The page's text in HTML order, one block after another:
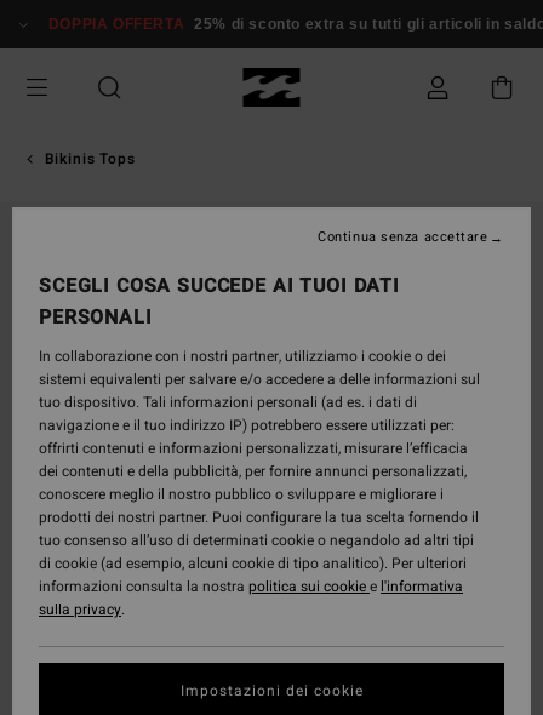
alle
prodotto
DOPPIA OFFERTA 25% di sconto extra su tutti gli articoli in saldo*
Bikinis Tops
SCEGLI COSA SUCCEDE AI TUOI DATI
PERSONALI
In collaborazione con i nostri partner, utilizziamo i cookie o dei
sistemi equivalenti per salvare e/o accedere a delle informazioni sul
tuo dispositivo. Tali informazioni personali (ad es. i dati di
navigazione e il tuo indirizzo IP) potrebbero essere utilizzati per:
offrirti contenuti e informazioni personalizzati, misurare l’efficacia
dei contenuti e della pubblicità, per fornire annunci personalizzati,
conoscere meglio il nostro pubblico o sviluppare e migliorare i
prodotti dei nostri partner. Puoi configurare la tua scelta fornendo il
tuo consenso all’uso di determinati cookie o negandolo ad altri tipi
di cookie (ad esempio, alcuni cookie di tipo analitico). Per ulteriori
informazioni consulta la nostra politica sui cookiee l'informativa
sulla privacy.
Impostazioni dei cookie
Continua senza accettare